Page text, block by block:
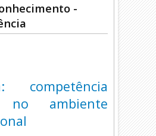
-
competência
no ambiente